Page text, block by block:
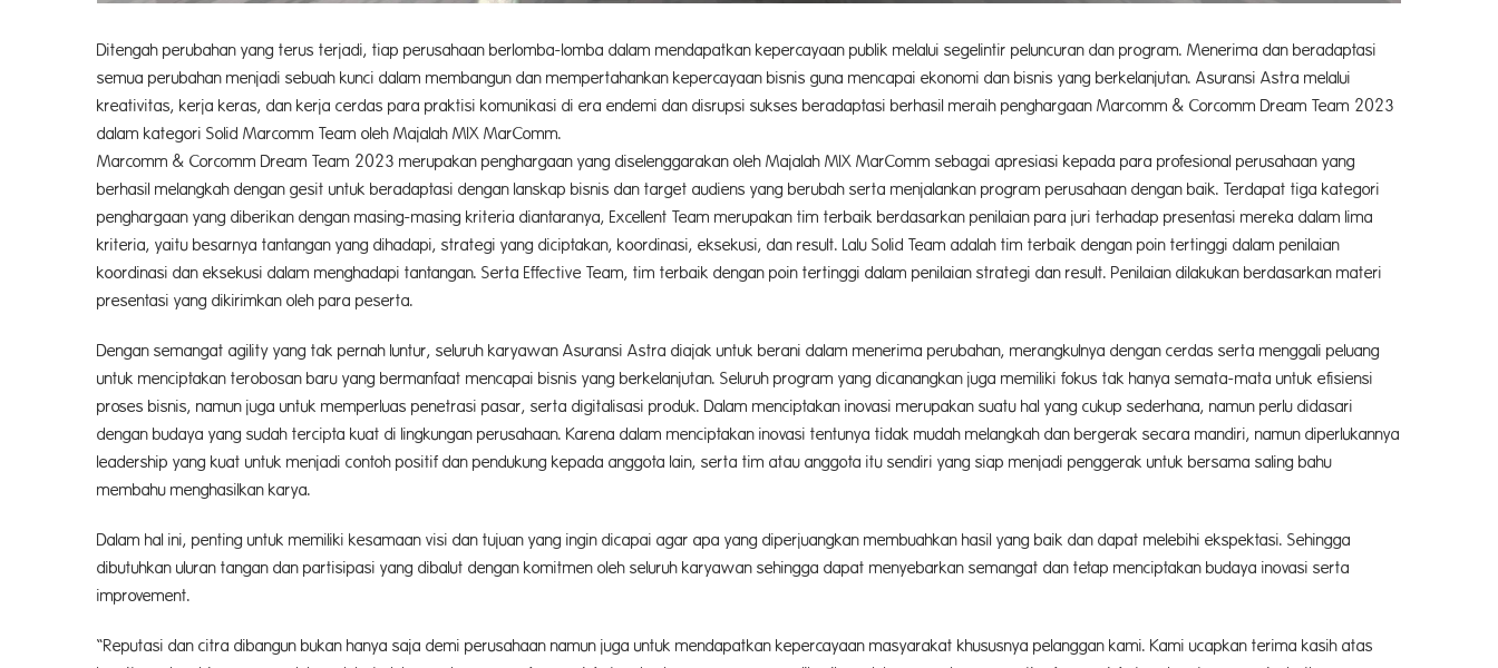
Ditengah perubahan yang terus terjadi, tiap perusahaan berlomba-lomba dalam mendapatkan kepercayaan publik melalui segelintir peluncuran dan program. Menerima dan beradaptasi
semua perubahan menjadi sebuah kunci dalam membangun dan mempertahankan kepercayaan bisnis guna mencapai ekonomi dan bisnis yang berkelanjutan. Asuransi Astra melalui
kreativitas, kerja keras, dan kerja cerdas para praktisi komunikasi di era endemi dan disrupsi sukses beradaptasi berhasil meraih penghargaan Marcomm & Corcomm Dream Team 2023
dalam kategori Solid Marcomm Team oleh Majalah MIX MarComm.
Marcomm & Corcomm Dream Team 2023 merupakan penghargaan yang diselenggarakan oleh Majalah MIX MarComm sebagai apresiasi kepada para profesional perusahaan yang
berhasil melangkah dengan gesit untuk beradaptasi dengan lanskap bisnis dan target audiens yang berubah serta menjalankan program perusahaan dengan baik. Terdapat tiga kategori
penghargaan yang diberikan dengan masing-masing kriteria diantaranya, Excellent Team merupakan tim terbaik berdasarkan penilaian para juri terhadap presentasi mereka dalam lima
kriteria, yaitu besarnya tantangan yang dihadapi, strategi yang diciptakan, koordinasi, eksekusi, dan result. Lalu Solid Team adalah tim terbaik dengan poin tertinggi dalam penilaian
koordinasi dan eksekusi dalam menghadapi tantangan. Serta Effective Team, tim terbaik dengan poin tertinggi dalam penilaian strategi dan result. Penilaian dilakukan berdasarkan materi
presentasi yang dikirimkan oleh para peserta.
Dengan semangat agility yang tak pernah luntur, seluruh karyawan Asuransi Astra diajak untuk berani dalam menerima perubahan, merangkulnya dengan cerdas serta menggali peluang
untuk menciptakan terobosan baru yang bermanfaat mencapai bisnis yang berkelanjutan. Seluruh program yang dicanangkan juga memiliki fokus tak hanya semata-mata untuk efisiensi
proses bisnis, namun juga untuk memperluas penetrasi pasar, serta digitalisasi produk. Dalam menciptakan inovasi merupakan suatu hal yang cukup sederhana, namun perlu didasari
dengan budaya yang sudah tercipta kuat di lingkungan perusahaan. Karena dalam menciptakan inovasi tentunya tidak mudah melangkah dan bergerak secara mandiri, namun diperlukannya
leadership yang kuat untuk menjadi contoh positif dan pendukung kepada anggota lain, serta tim atau anggota itu sendiri yang siap menjadi penggerak untuk bersama saling bahu
membahu menghasilkan karya.
Dalam hal ini, penting untuk memiliki kesamaan visi dan tujuan yang ingin dicapai agar apa yang diperjuangkan membuahkan hasil yang baik dan dapat melebihi ekspektasi. Sehingga
dibutuhkan uluran tangan dan partisipasi yang dibalut dengan komitmen oleh seluruh karyawan sehingga dapat menyebarkan semangat dan tetap menciptakan budaya inovasi serta
improvement.
“Reputasi dan citra dibangun bukan hanya saja demi perusahaan namun juga untuk mendapatkan kepercayaan masyarakat khususnya pelanggan kami. Kami ucapkan terima kasih atas